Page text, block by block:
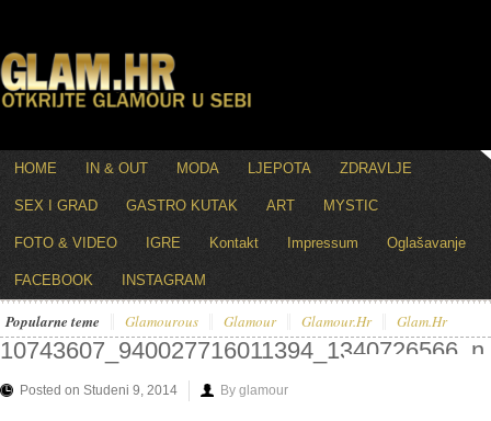
HOME IN & OUT MODA LJEPOTA ZDRAVLJE
SEX I GRAD GASTRO KUTAK ART MYSTIC
FOTO & VIDEO IGRE Kontakt Impressum Oglašavanje
FACEBOOK INSTAGRAM
Popularne teme Glamourous Glamour Glamour.hr Glam.hr
10743607_940027716011394_1340726566_n
Posted on Studeni 9, 2014 By glamour